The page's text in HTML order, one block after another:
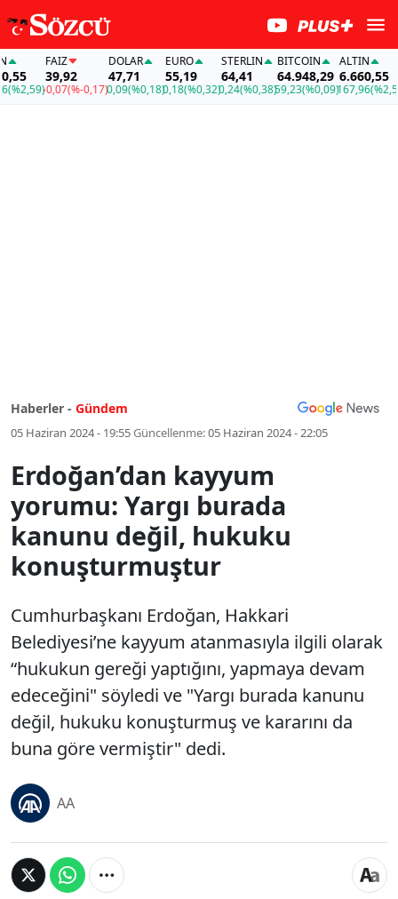
FAİZ
39,92
-0,07(%-0,17)
DOLAR
47,71
0,09(%0,18)
EURO
55,19
0,18(%0,32)
STERLIN
64,41
0,24(%0,38)
BITCOIN
64.948,29
59,23(%0,09)
ALTIN
6.660,55
167,96(%2,59)-
Haberler - Gündem
05 Haziran 2024 - 19:55Güncellenme:05 Haziran 2024 - 22:05
Erdoğan’dan kayyum
yorumu: Yargı burada
kanunu değil, hukuku
konuşturmuştur
Cumhurbaşkanı Erdoğan, Hakkari
Belediyesi’ne kayyum atanmasıyla ilgili olarak
“hukukun gereği yaptığını, yapmaya devam
edeceğini" söyledi ve "Yargı burada kanunu
değil, hukuku konuşturmuş ve kararını da
buna göre vermiştir" dedi.
AA